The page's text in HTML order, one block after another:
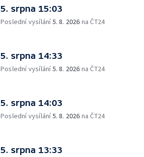
5. srpna 15:03
Poslední vysílání5. 8. 2026 na ČT24
5. srpna 14:33
Poslední vysílání5. 8. 2026 na ČT24
5. srpna 14:03
Poslední vysílání5. 8. 2026 na ČT24
5. srpna 13:33